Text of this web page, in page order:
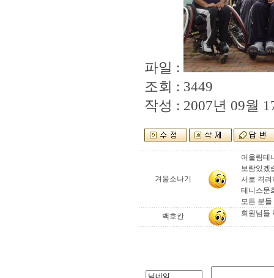
파일 :
조회 : 3449
작성 : 2007년 09월
겨울소나기
어울림테
보람있겠
서로 격
테니스문
모든 분들
백호칸
회원님들